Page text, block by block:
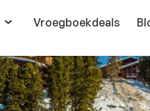
Vroegboekdeals